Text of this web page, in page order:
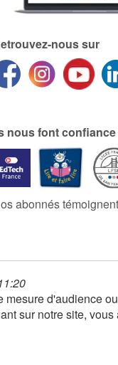
nous sur
nous font confiance
abonnés témoignent
d'audience
sur notre site,